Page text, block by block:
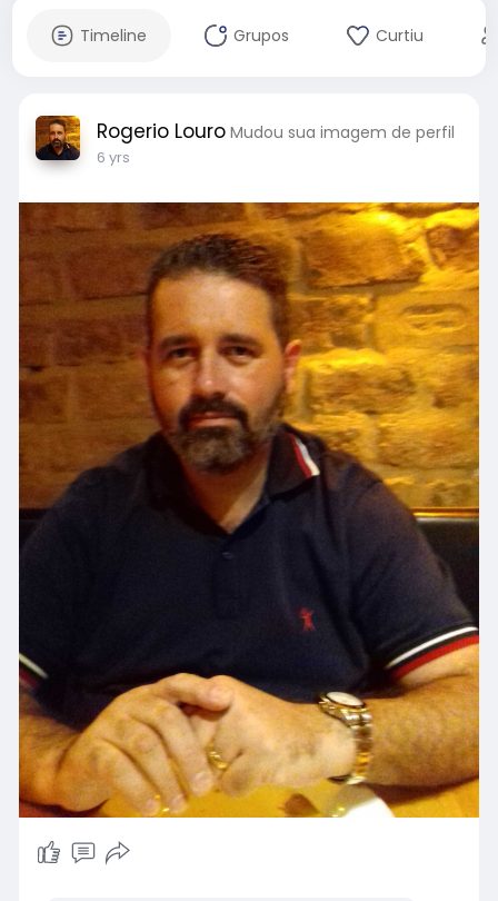
Timeline Grupos Curtiu
Rogerio Louro Mudou sua imagem de perfil
6 yrs